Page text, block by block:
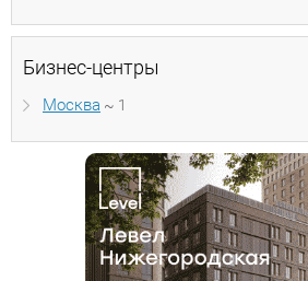
Бизнес-центры
Москва ~ 1